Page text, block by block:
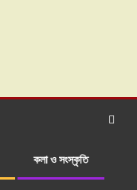
কলা ও সংস্কৃতি